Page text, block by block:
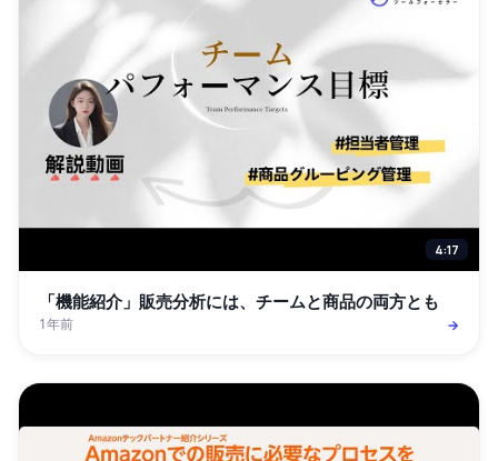
4:17
「機能紹介」販売分析には、チームと商品の両方とも
1年前 →